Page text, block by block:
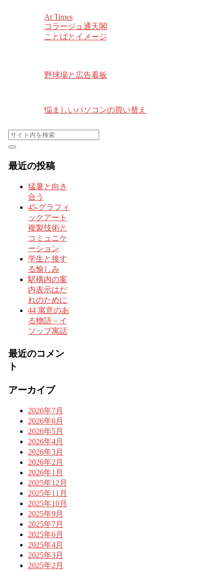
At Times
コラージュ通天閣
ことばとイメージ
野球場と広告看板
悩ましいパソコンの買い替え
最近の投稿
猛暑と向き
合う
45-グラフィ
ックアート
複製技術と
コミュニケ
ーション
学生と接す
る愉しみ
駅構内の案
内表示はだ
れのために
44 寓意のあ
る物語－イ
ソップ寓話
最近のコメン
ト
アーカイブ
2026年7月
2026年6月
2026年5月
2026年4月
2026年3月
2026年2月
2026年1月
2025年12月
2025年11月
2025年10月
2025年9月
2025年7月
2025年6月
2025年4月
2025年3月
2025年2月